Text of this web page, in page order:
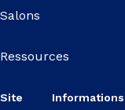
Salons
Ressources
Site